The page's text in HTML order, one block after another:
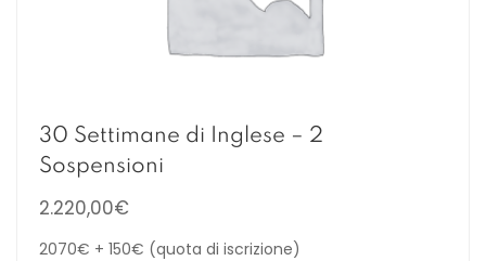
30 Settimane di Inglese – 2
Sospensioni
2.220,00€
2070€ + 150€ (quota di iscrizione)